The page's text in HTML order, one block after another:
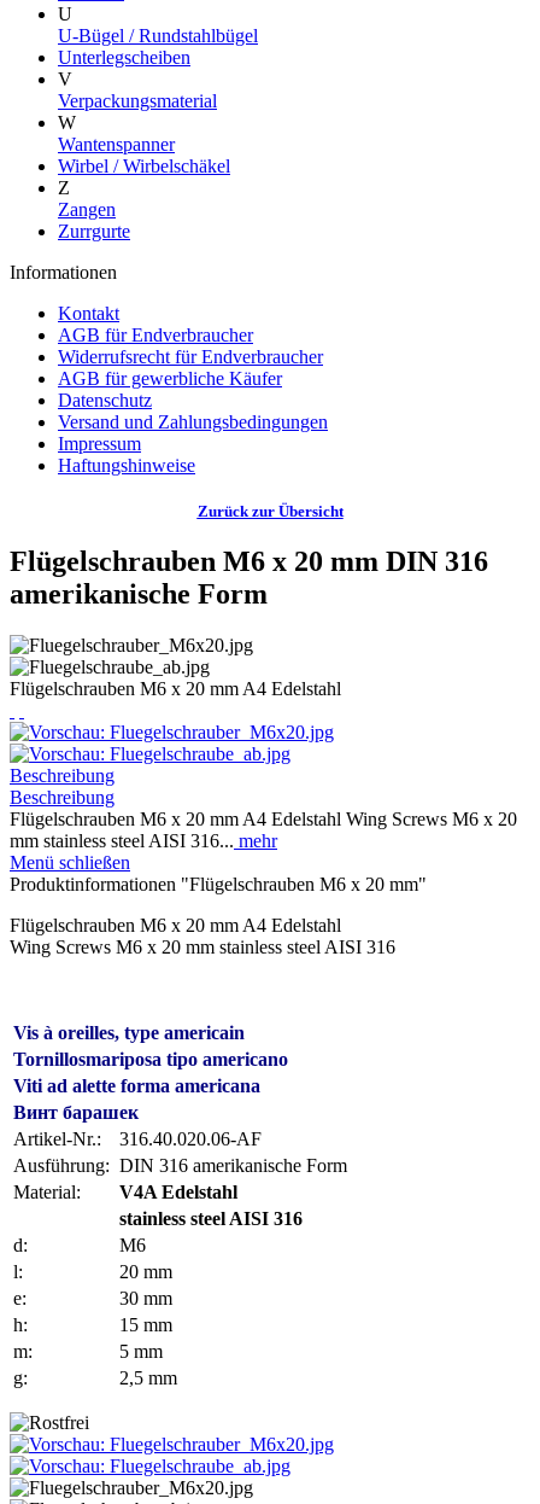
U
U-Bügel / Rundstahlbügel
Unterlegscheiben
V
Verpackungsmaterial
W
Wantenspanner
Wirbel / Wirbelschäkel
Z
Zangen
Zurrgurte
Informationen
Kontakt
AGB für Endverbraucher
Widerrufsrecht für Endverbraucher
AGB für gewerbliche Käufer
Datenschutz
Versand und Zahlungsbedingungen
Impressum
Haftungshinweise
Zurück zur Übersicht
Flügelschrauben M6 x 20 mm DIN 316
amerikanische Form
Flügelschrauben M6 x 20 mm A4 Edelstahl
Beschreibung
Beschreibung
Flügelschrauben M6 x 20 mm A4 Edelstahl Wing Screws M6 x 20
mm stainless steel AISI 316... mehr
Menü schließen
Produktinformationen "Flügelschrauben M6 x 20 mm"
Flügelschrauben M6 x 20 mm A4 Edelstahl
Wing Screws M6 x 20 mm stainless steel AISI 316
Vis à oreilles, type americain
Tornillosmariposa tipo americano
Viti ad alette forma americana
Винт барашек
Artikel-Nr.:
316.40.020.06-AF
Ausführung: DIN 316 amerikanische Form
Material:
V4A Edelstahl
stainless steel AISI 316
d:
M6
l:
20 mm
e:
30 mm
h:
15 mm
m:
5 mm
g:
2,5 mm